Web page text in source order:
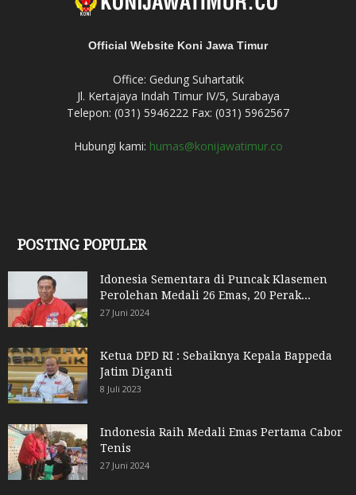
Official Website Koni Jawa Timur
Office: Gedung Suhartatik
Jl. Kertajaya Indah Timur IV/5, Surabaya
Telepon: (031) 5946222 Fax: (031) 5962567
Hubungi kami: humas@konijawatimur.co
POSTING POPULER
Idonesia Sementara di Puncak Klasemen
Perolehan Medali 26 Emas, 20 Perak...
27 Juni 2024
Ketua DPD RI : Sebaiknya Kepala Bappeda
Jatim Diganti
8 Juli 2023
Indonesia Raih Medali Emas Pertama Cabor
Tenis
27 Juni 2024